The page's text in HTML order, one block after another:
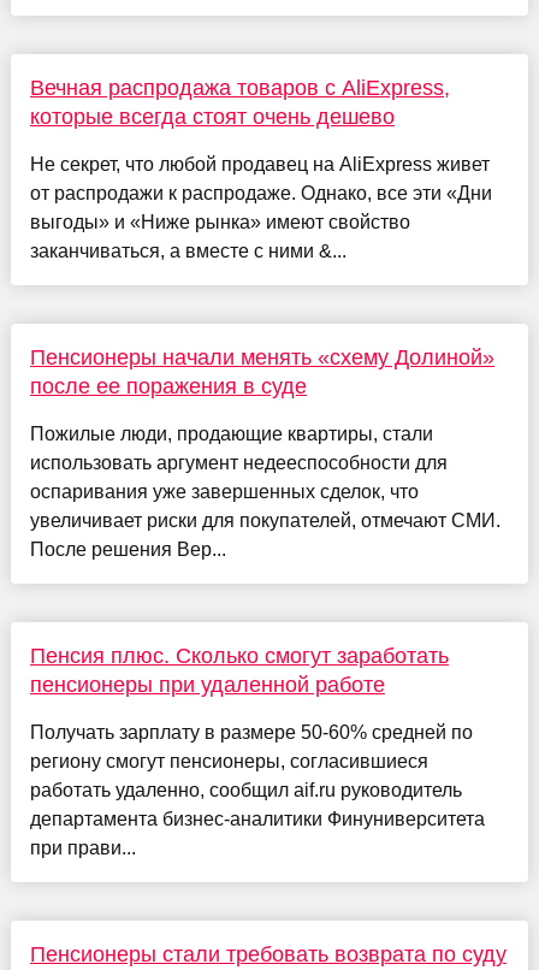
Вечная распродажа товаров с AliExpress,
которые всегда стоят очень дешево
Не секрет, что любой продавец на AliExpress живет
от распродажи к распродаже. Однако, все эти «Дни
выгоды» и «Ниже рынка» имеют свойство
заканчиваться, а вместе с ними &...
Пенсионеры начали менять «схему Долиной»
после ее поражения в суде
Пожилые люди, продающие квартиры, стали
использовать аргумент недееспособности для
оспаривания уже завершенных сделок, что
увеличивает риски для покупателей, отмечают СМИ.
После решения Вер...
Пенсия плюс. Сколько смогут заработать
пенсионеры при удаленной работе
Получать зарплату в размере 50-60% средней по
региону смогут пенсионеры, согласившиеся
работать удаленно, сообщил aif.ru руководитель
департамента бизнес-аналитики Финуниверситета
при прави...
Пенсионеры стали требовать возврата по суду